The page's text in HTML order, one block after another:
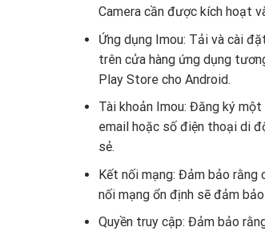
Camera cần được kích hoạt
Ứng dụng Imou: Tải và cài
trên cửa hàng ứng dụng
Play Store cho Android.
Tài khoản Imou: Đăng ký
email hoặc số điện thoại di
sẻ.
Kết nối mạng: Đảm bảo rằng
nối mạng ổn định sẽ đảm
Quyền truy cập: Đảm bảo